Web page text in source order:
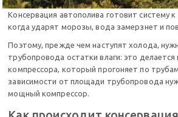
Консервация автополива готовит систему
когда ударят морозы, вода замерзнет и
Поэтому, прежде чем наступят холода,
трубопровода остатки влаги: это
компрессора, который прогоняет по
зависимости от площади трубопровода
мощный компрессор.